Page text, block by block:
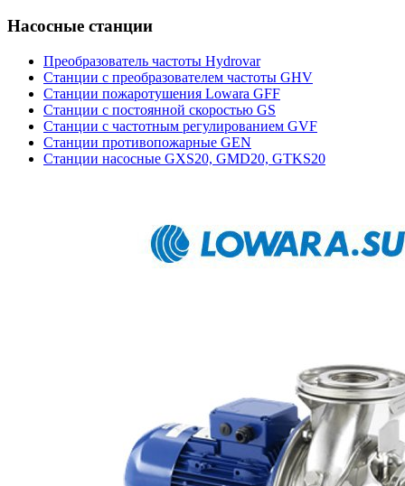
Насосные станции
Преобразователь частоты Hydrovar
Станции с преобразователем частоты GHV
Станции пожаротушения Lowara GFF
Станции с постоянной скоростью GS
Станции с частотным регулированием GVF
Станции противопожарные GEN
Станции насосные GXS20, GMD20, GTKS20